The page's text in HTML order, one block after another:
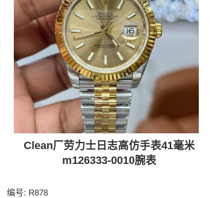
Clean厂劳力士日志高仿手表41毫米
m126333-0010腕表
编号: R878